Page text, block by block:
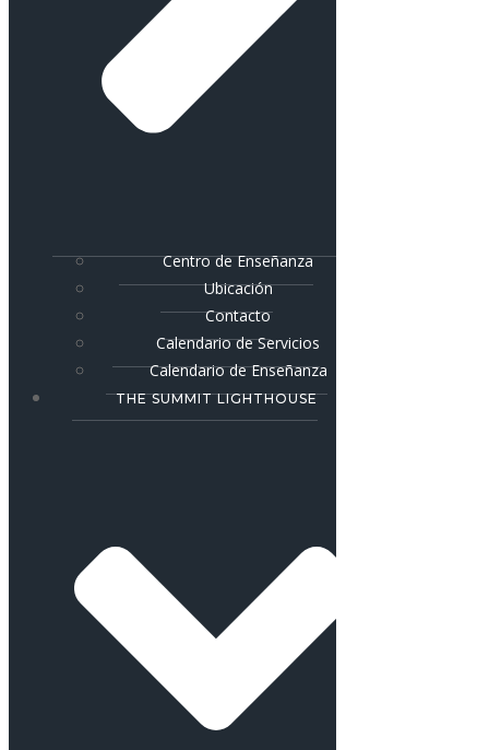
Centro de Enseñanza
Ubicación
Contacto
Calendario de Servicios
Calendario de Enseñanza
THE SUMMIT LIGHTHOUSE